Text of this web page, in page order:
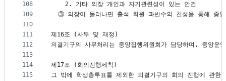
108
109
110
111
112
113
114
115
    2. 기타 의장 개인과 자기관련성이 있는 안건
③ 의장이 물러나면 출석 회원 과반수의 찬성을 통해 중
제16조 (사무 및 재정)
의결기구의 사무처리는 중앙집행위원회가 담당하며, 중앙운
제17조 (회의진행세칙)
그 밖에 학생총투표를 제외한 의결기구의 회의 진행에 관한